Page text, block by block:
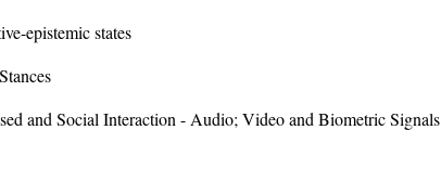
epistemic states
and Social Interaction - Audio; Video and Biometric Signals